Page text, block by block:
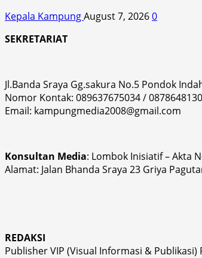
Kepala KampungAugust 7, 20260
SEKRETARIAT
Jl.Banda Sraya Gg.sakura No.5 Pondok
Nomor Kontak: 089637675034 /
Email: kampungmedia2008@gmail.com
Konsultan Media: Lombok Inisiatif – Akta
Alamat: Jalan Bhanda Sraya 23 Griya
REDAKSI
Publisher VIP (Visual Informasi & Publikasi)